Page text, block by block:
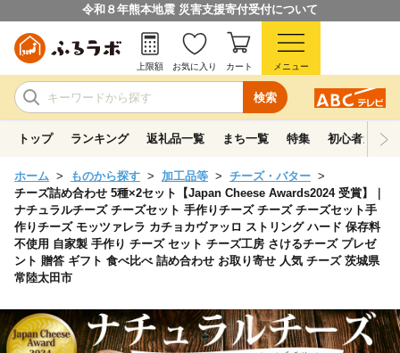
令和８年熊本地震 災害支援寄付受付について
検索
上限額 お気に入り カート メニュー
トップ ランキング 返礼品一覧 まち一覧 特集 初心者ガイド
ホーム ものから探す 加工品等
チーズ・バター
チーズ詰め合わせ 5種×2セット【Japan Cheese Awards2024 受賞】｜
ナチュラルチーズ チーズセット 手作りチーズ チーズ チーズセット手
作りチーズ モッツァレラ カチョカヴァッロ ストリング ハード 保存料
不使用 自家製 手作り チーズ セット チーズ工房 さけるチーズ プレゼ
ント 贈答 ギフト 食べ比べ 詰め合わせ お取り寄せ 人気 チーズ 茨城県
常陸太田市